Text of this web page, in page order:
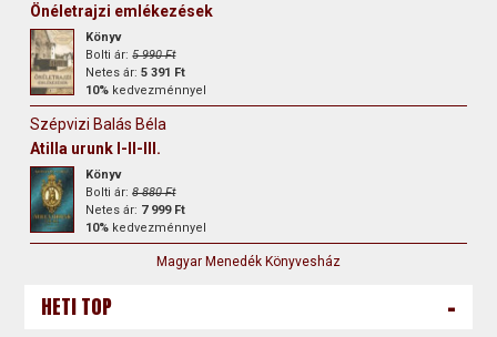
Önéletrajzi emlékezések
Könyv
Bolti ár:5 990 Ft
Netes ár:5 391 Ft
10% kedvezménnyel
Szépvizi Balás Béla
Atilla urunk I-II-III.
Könyv
Bolti ár:8 880 Ft
Netes ár: 7 999 Ft
10% kedvezménnyel
Magyar Menedék Könyvesház
HETI TOP -